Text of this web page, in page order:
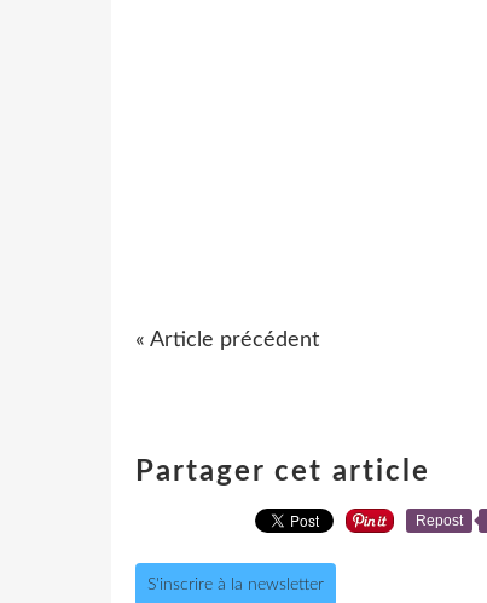
« Article précédent
Partager cet article
Repost
S'inscrire à la newsletter